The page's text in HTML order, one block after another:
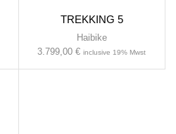
TREKKING 5
Haibike
3.799,00€ inclusive 19% Mwst